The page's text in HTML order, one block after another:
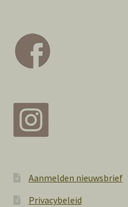
Aanmelden nieuwsbrief
Privacybeleid